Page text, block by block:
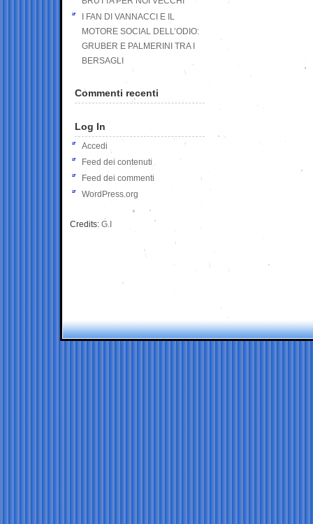
I FAN DI VANNACCI E IL
MOTORE SOCIAL DELL’ODIO:
GRUBER E PALMERINI TRA I
BERSAGLI
Commenti recenti
Log In
Accedi
Feed dei contenuti
Feed dei commenti
WordPress.org
Credits: G.I